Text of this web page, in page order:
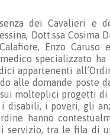
dei Cavalieri e
Dott.ssa Cosima
Enzo Caruso
specializzato ha
appartenenti
alle domande poste
molteplici progetti di
disabili, i poveri, gli
hanno
servizio, tra le fila di